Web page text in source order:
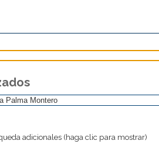
adicionales (haga clic para mostrar)